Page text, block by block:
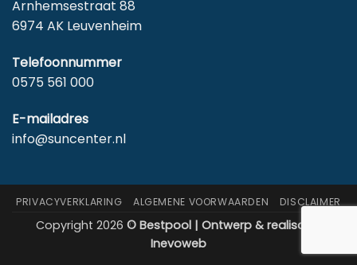
Arnhemsestraat 88
6974 AK Leuvenheim
Telefoonnummer
0575 561 000
E-mailadres
info@suncenter.nl
PRIVACYVERKLARING ALGEMENE VOORWAARDEN DISCLAIMER
Copyright 2026 © Bestpool | Ontwerp & realisatie:
Inevoweb